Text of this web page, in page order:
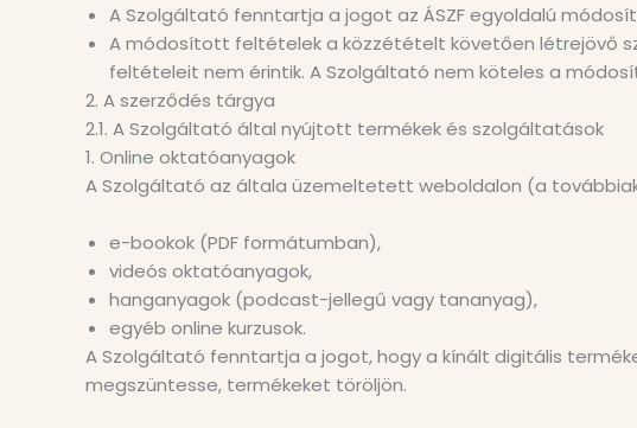
A Szolgáltató fenntartja a jogot az ÁSZF egyoldalú
A módosított feltételek a közzétételt követően létrejövő
feltételeit nem érintik. A Szolgáltató nem köteles a
2. A szerződés tárgya
2.1. A Szolgáltató által nyújtott termékek és szolgáltatások
1. Online oktatóanyagok
A Szolgáltató az általa üzemeltetett weboldalon (a
e-bookok (PDF formátumban),
videós oktatóanyagok,
hanganyagok (podcast-jellegű vagy tananyag),
egyéb online kurzusok.
A Szolgáltató fenntartja a jogot, hogy a kínált digitális
megszüntesse, termékeket töröljön.